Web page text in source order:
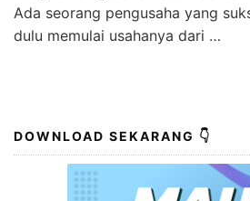
Ada seorang pengusaha yang
dulu memulai usahanya dari …
DOWNLOAD SEKARANG 👇